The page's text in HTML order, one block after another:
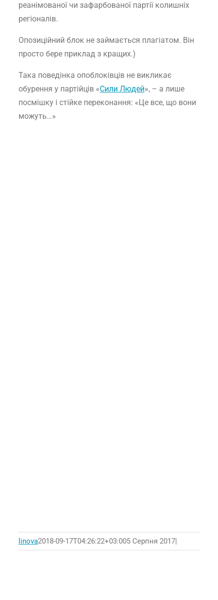
реанімованої чи зафарбованої партії колишніх
регіоналів.
Опозиційний блок не займається плагіатом. Він
просто бере приклад з кращих.)
Така поведінка опоблоківців не викликає
обурення у партійців «Сили Людей», – а лише
посмішку і стійке переконання: «Це все, що вони
можуть…»
linova2018-09-17T04:26:22+03:005 Серпня 2017